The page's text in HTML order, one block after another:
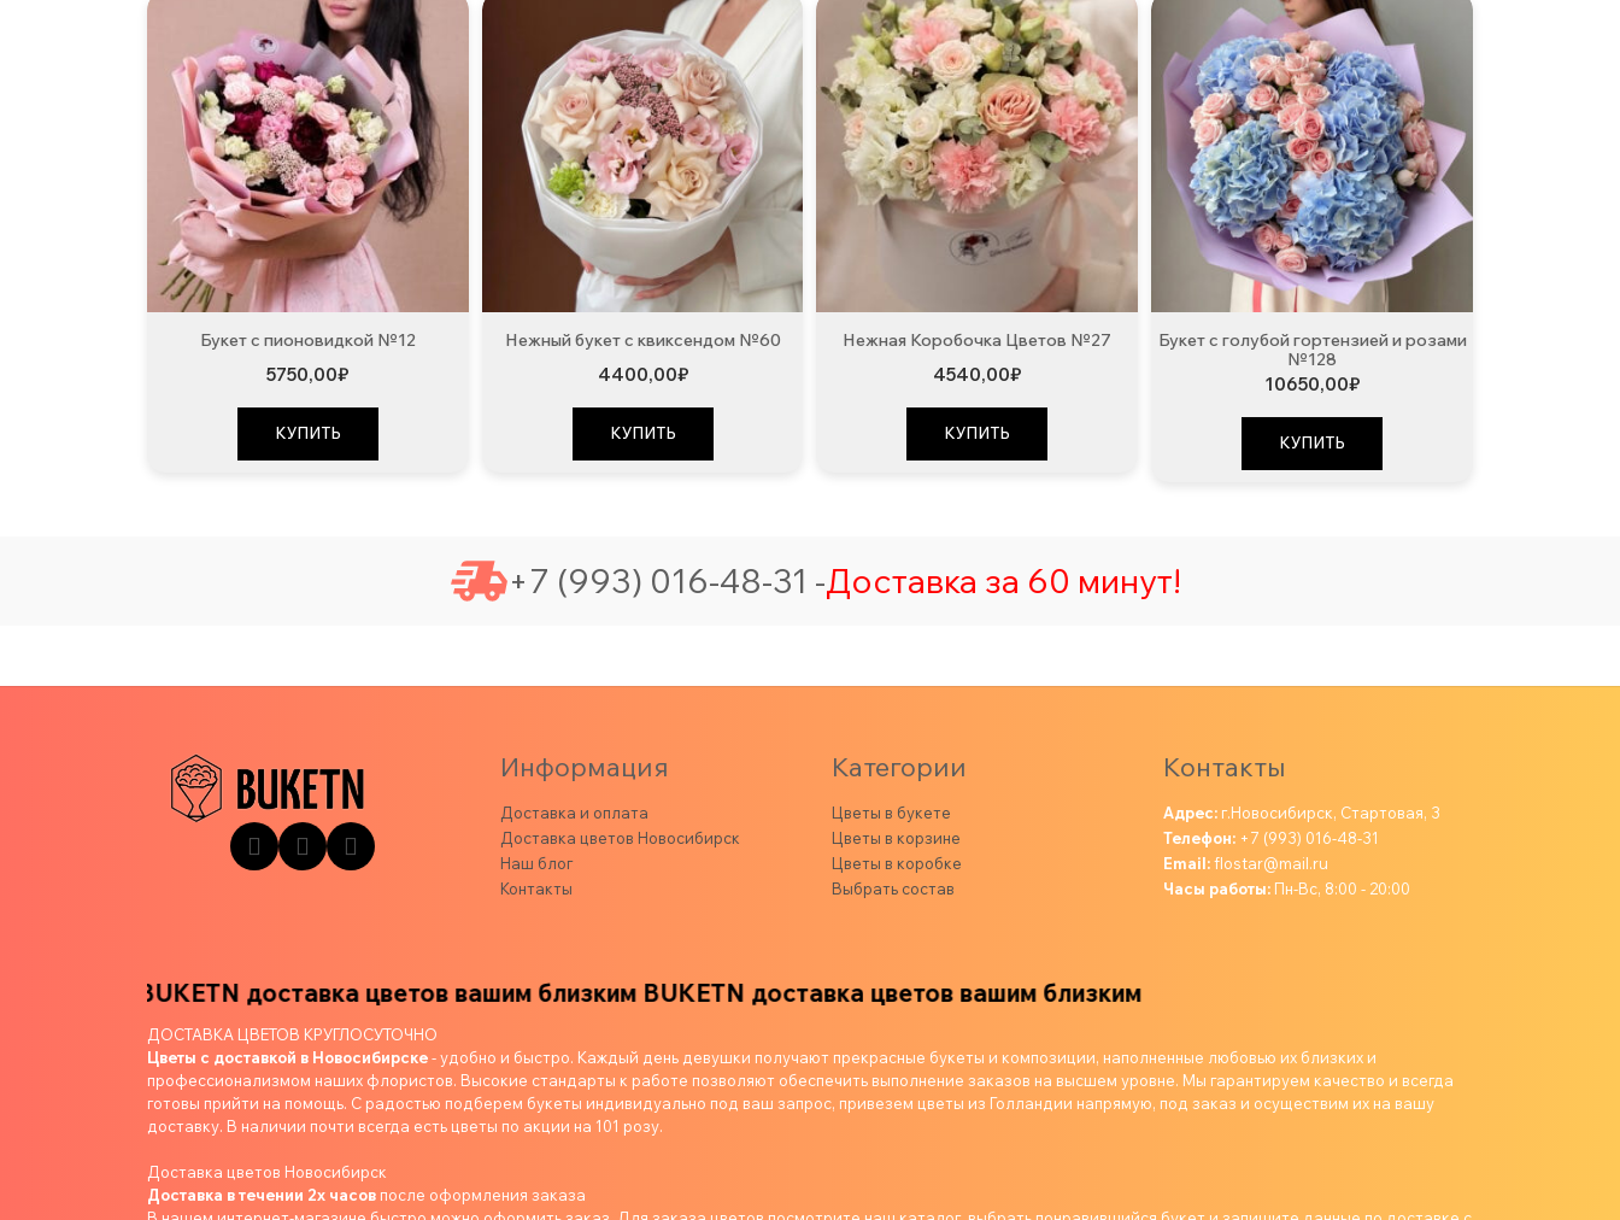
Букет с пионовидкой №12
5750,00₽
КУПИТЬ
Нежный букет с квиксендом №60
4400,00₽
КУПИТЬ
Нежная Коробочка Цветов №27
4540,00₽
КУПИТЬ
Букет с голубой гортензией и розами
№128
10650,00₽
КУПИТЬ
+7 (993) 016-48-31 -Доставка за 60 минут!
Информация
Доставка и оплата
Доставка цветов Новосибирск
Наш блог
Контакты
Категории
Цветы в букете
Цветы в корзине
Цветы в коробке
Выбрать состав
Контакты
Адрес: г.Новосибирск, Стартовая, 3
Телефон: +7 (993) 016-48-31
Email:flostar@mail.ru
Часы работы: Пн-Вс, 8:00 - 20:00
BUKETN доставка цветов вашим близкимBUKETN доставка цветов вашим близким
ДОСТАВКА ЦВЕТОВ КРУГЛОСУТОЧНО
Цветы с доставкой в Новосибирске- удобно и быстро. Каждый день девушки получают прекрасные букеты и композиции, наполненные любовью их близких и
профессионализмом наших флористов. Высокие стандарты к работе позволяют обеспечить выполнение заказов на высшем уровне. Мы гарантируем качество и всегда
готовы прийти на помощь. С радостью подберем букеты индивидуально под ваш запрос, привезем цветы из Голландии напрямую, под заказ и осуществим их на вашу
доставку. В наличии почти всегда есть цветы по акции на 101 розу.
Доставка цветов Новосибирск
Доставка в течении 2х часов после оформления заказа